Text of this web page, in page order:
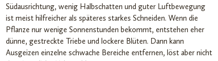
Südausrichtung, wenig Halbschatten und guter Luftbewegung
ist meist hilfreicher als späteres starkes Schneiden. Wenn die
Pflanze nur wenige Sonnenstunden bekommt, entstehen eher
dünne, gestreckte Triebe und lockere Blüten. Dann kann
Ausgeizen einzelne schwache Bereiche entfernen, löst aber nicht